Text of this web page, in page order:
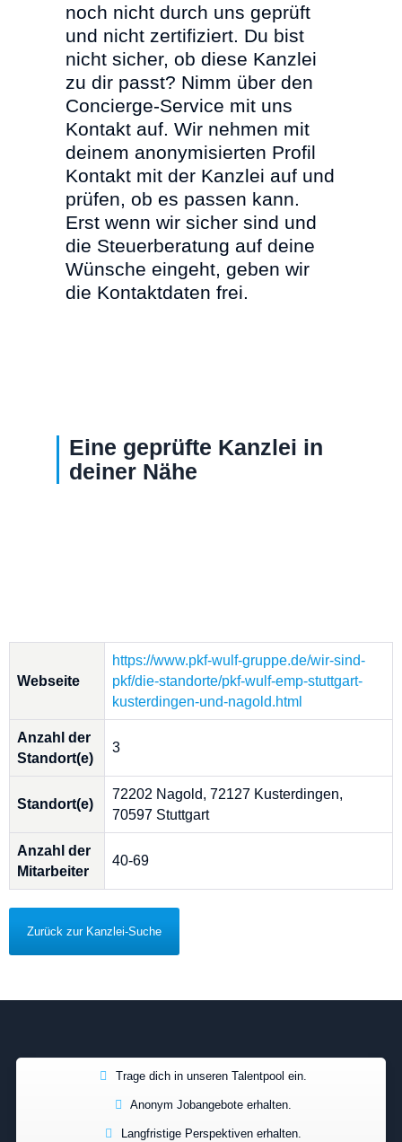
noch nicht durch uns geprüft
und nicht zertifiziert. Du bist
nicht sicher, ob diese Kanzlei
zu dir passt? Nimm über den
Concierge-Service mit uns
Kontakt auf. Wir nehmen mit
deinem anonymisierten Profil
Kontakt mit der Kanzlei auf und
prüfen, ob es passen kann.
Erst wenn wir sicher sind und
die Steuerberatung auf deine
Wünsche eingeht, geben wir
die Kontaktdaten frei.
Eine geprüfte Kanzlei in
deiner Nähe
Webseite
https://www.pkf-wulf-gruppe.de/wir-sind-
pkf/die-standorte/pkf-wulf-emp-stuttgart-
kusterdingen-und-nagold.html
Anzahl der
Standort(e)
3
Standort(e)
72202 Nagold, 72127 Kusterdingen,
70597 Stuttgart
Anzahl der
Mitarbeiter
40-69
Zurück zur Kanzlei-Suche
Trage dich in unseren Talentpool ein.
Anonym Jobangebote erhalten.
Langfristige Perspektiven erhalten.